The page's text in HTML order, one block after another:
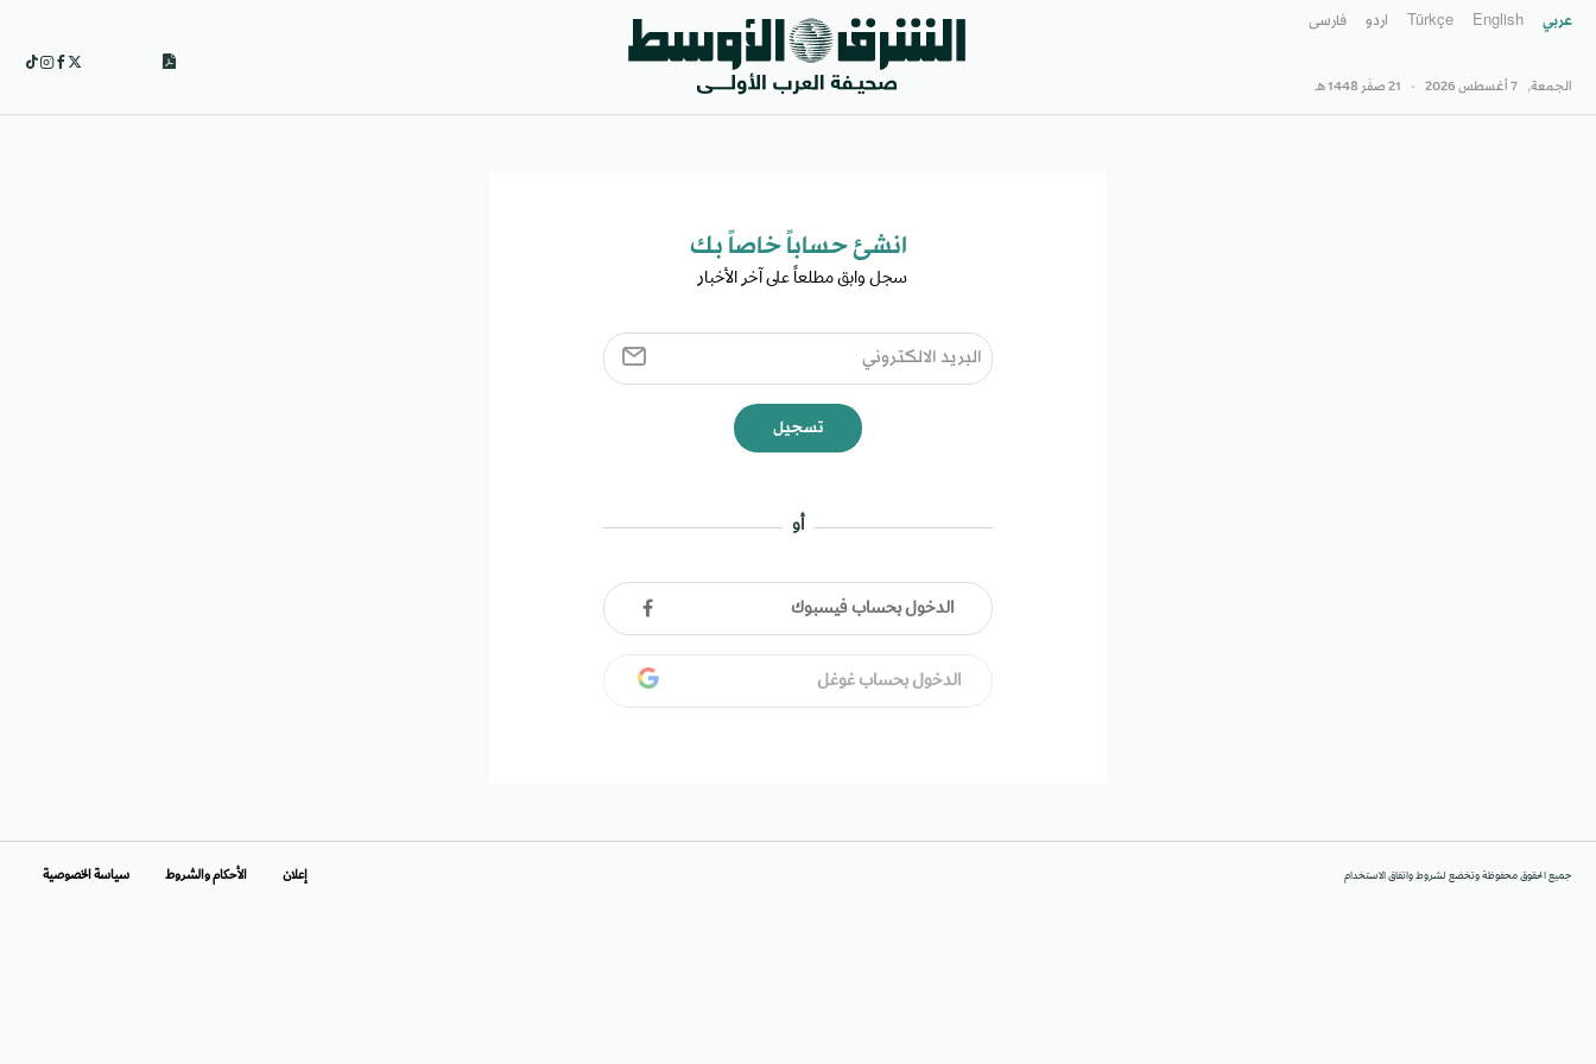
عربي English
Türkçe اردو فارسى
الجمعة, 7 أغسطس 2026 - 21 صفَر 1448 هـ
انشئ حساباً خاصاً بك​
سجل وابق مطلعاً على آخر الأخبار ​
تسجيل
أو
الدخول بحساب فيسبوك
الدخول بحساب غوغل
جميع الحقوق محفوظة وتخضع لشروط واتفاق الاستخدام إعلان الأحكام والشروط سياسة الخصوصية